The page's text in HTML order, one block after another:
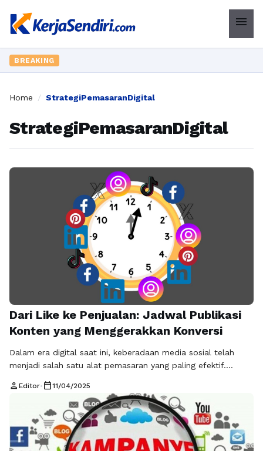
menu
BREAKING
Home / StrategiPemasaranDigital
StrategiPemasaranDigital
Dari Like ke Penjualan: Jadwal Publikasi
Konten yang Menggerakkan Konversi
Dalam era digital saat ini, keberadaan media sosial telah
menjadi salah satu alat pemasaran yang paling efektif.
kita dapatkan, seperti "like" dan "komen", dapat berujung
pada konversi penjualan? Jawabannya terletak pada strategi
konten dan jadwal publikasi yang tepat. Dengan jadwal yang
efektif, kita dapat memaksimalkan peluang untuk mengubah
…Baca Selengkapnya
person Editor• calendar_today11/04/2025